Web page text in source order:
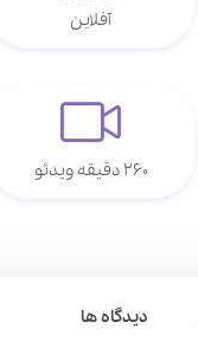
آفلاین
260 دقیقه ویدئو
دیدگاه ها